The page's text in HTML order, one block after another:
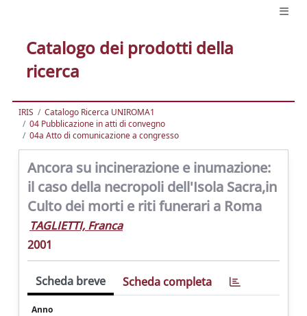
Catalogo dei prodotti della
ricerca
IRIS
Catalogo Ricerca UNIROMA1
04 Pubblicazione in atti di convegno
04a Atto di comunicazione a congresso
Ancora su incinerazione e inumazione:
il caso della necropoli dell'Isola Sacra,in
Culto dei morti e riti funerari a Roma
TAGLIETTI, Franca
2001
Scheda breve Scheda completa
Anno